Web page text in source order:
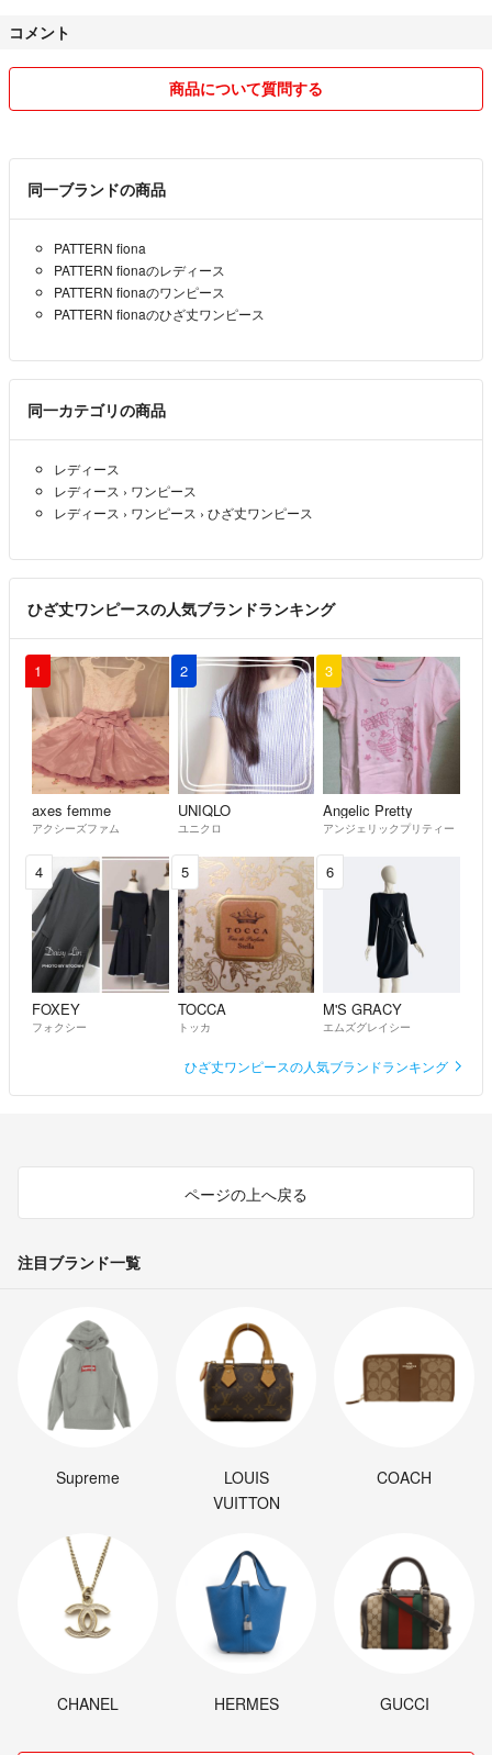
コメント
商品について質問する
同一ブランドの商品
PATTERN fiona
PATTERN fionaのレディース
PATTERN fionaのワンピース
PATTERN fionaのひざ丈ワンピース
同一カテゴリの商品
レディース
レディース › ワンピース
レディース › ワンピース › ひざ丈ワンピース
ひざ丈ワンピースの人気ブランドランキング
1
axes femme
アクシーズファム
2
UNIQLO
ユニクロ
3
Angelic Pretty
アンジェリックプリティー
4
FOXEY
フォクシー
5
TOCCA
トッカ
6
M'S GRACY
エムズグレイシー
ひざ丈ワンピースの人気ブランドランキング
ページの上へ戻る
注目ブランド一覧
Supreme
LOUIS
VUITTON
COACH
CHANEL HERMES GUCCI